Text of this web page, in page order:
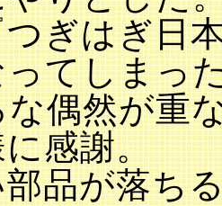
ぎはぎ日
てしまっ
偶然が重
感謝。
が落ちる